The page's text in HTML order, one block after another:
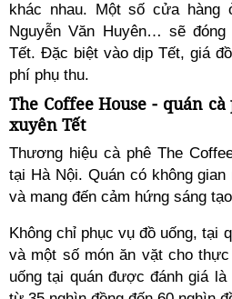
khác nhau. Một số cửa
Nguyễn Văn Huyên… sẽ
Tết. Đặc biệt vào dịp Tết, giá
phí phụ thu.
The Coffee House - quán
xuyên Tết
Thương hiệu cà phê The
tại Hà Nội. Quán có không
và mang đến cảm hứng sáng
Không chỉ phục vụ đồ uống, tại
và một số món ăn vặt cho
uống tại quán được đánh giá